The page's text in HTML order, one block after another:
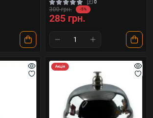
0
300 грн. -5%
285 грн.
Акція